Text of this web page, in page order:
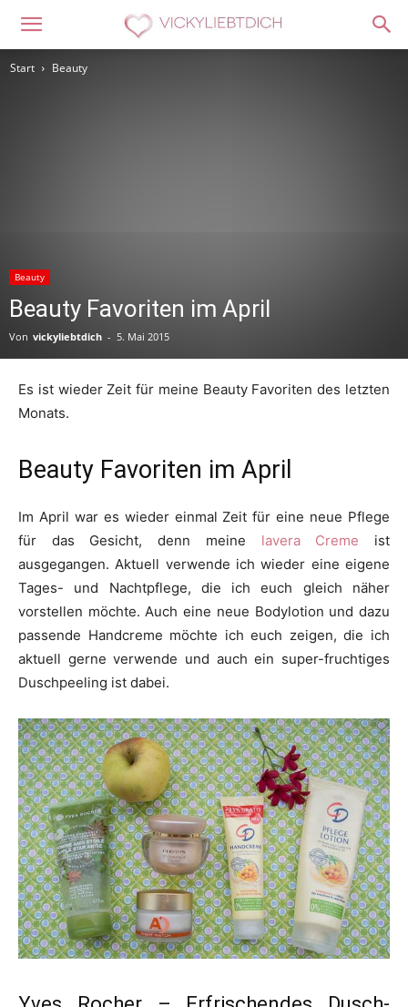
Start Beauty
Beauty
Beauty Favoriten im April
Von vickyliebtdich - 5. Mai 2015
Es ist wieder Zeit für meine Beauty Favoriten des letzten
Monats.
Beauty Favoriten im April
Im April war es wieder einmal Zeit für eine neue Pflege
für das Gesicht, denn meine lavera Creme ist
ausgegangen. Aktuell verwende ich wieder eine eigene
Tages- und Nachtpflege, die ich euch gleich näher
vorstellen möchte. Auch eine neue Bodylotion und dazu
passende Handcreme möchte ich euch zeigen, die ich
aktuell gerne verwende und auch ein super-fruchtiges
Duschpeeling ist dabei.